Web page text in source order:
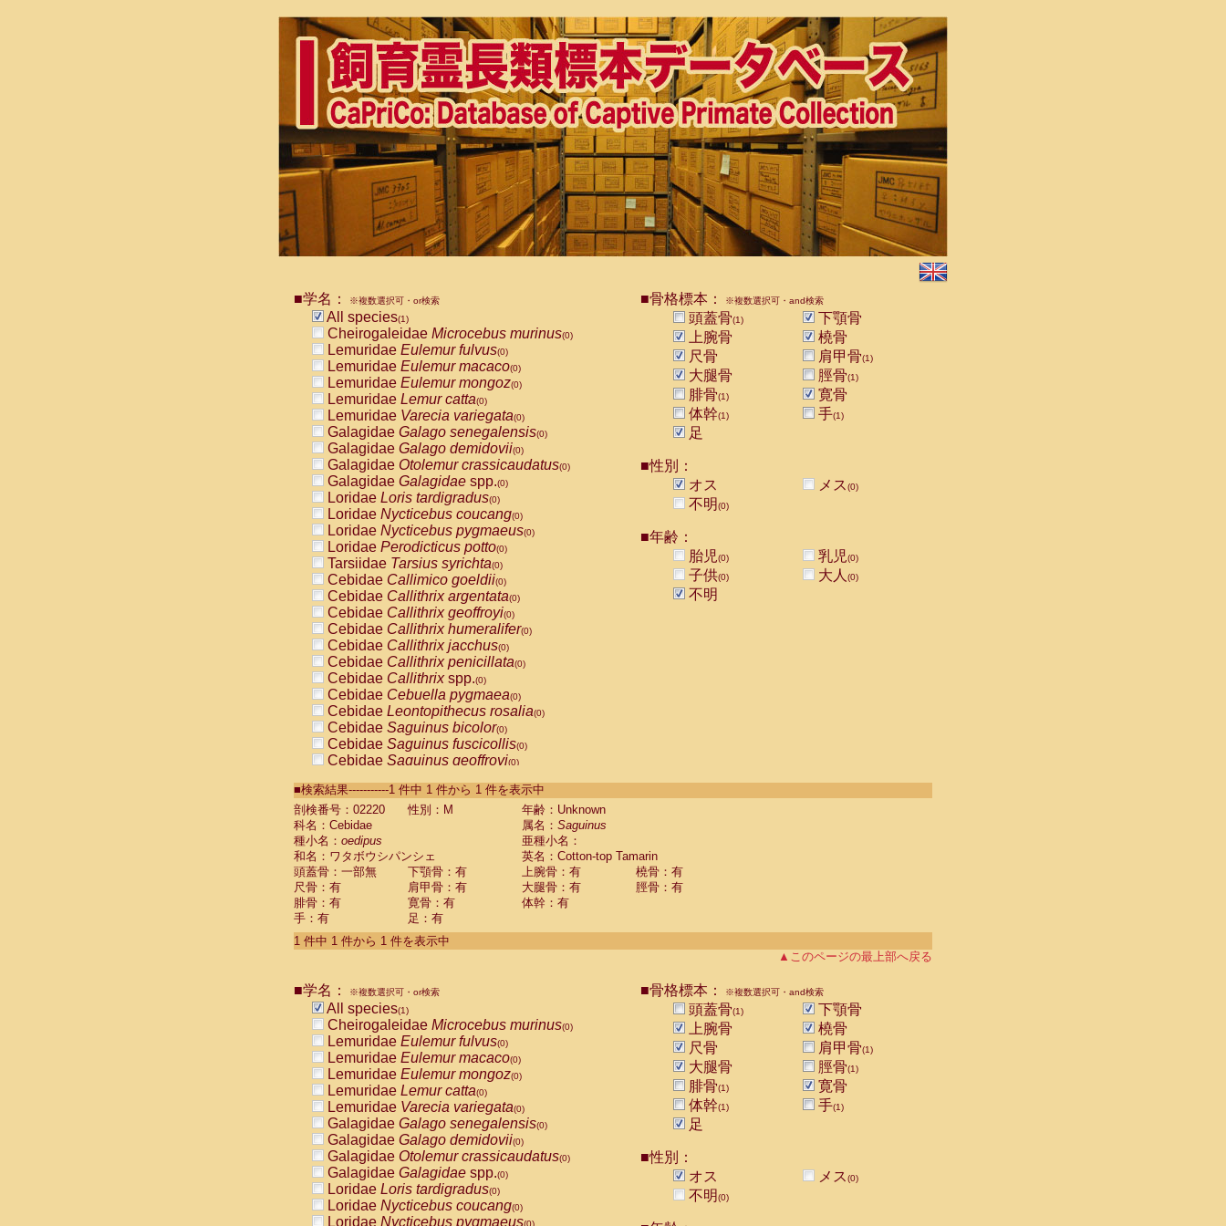
■学名： ※複数選択可・or検索
All species(1)
Cheirogaleidae Microcebus murinus(0)
Lemuridae Eulemur fulvus(0)
Lemuridae Eulemur macaco(0)
Lemuridae Eulemur mongoz(0)
Lemuridae Lemur catta(0)
Lemuridae Varecia variegata(0)
Galagidae Galago senegalensis(0)
Galagidae Galago demidovii(0)
Galagidae Otolemur crassicaudatus(0)
Galagidae Galagidae spp.(0)
Loridae Loris tardigradus(0)
Loridae Nycticebus coucang(0)
Loridae Nycticebus pygmaeus(0)
Loridae Perodicticus potto(0)
Tarsiidae Tarsius syrichta(0)
Cebidae Callimico goeldii(0)
Cebidae Callithrix argentata(0)
Cebidae Callithrix geoffroyi(0)
Cebidae Callithrix humeralifer(0)
Cebidae Callithrix jacchus(0)
Cebidae Callithrix penicillata(0)
Cebidae Callithrixspp.(0)
Cebidae Cebuella pygmaea(0)
Cebidae Leontopithecus rosalia(0)
Cebidae Saguinus bicolor(0)
Cebidae Saguinus fuscicollis(0)
Cebidae Saguinus geoffroyi(0)
CebidaeSaguinus labiatus(0)
Cebidae Saguinus leucopus (0)
Cebidae
Cebidae
CebidaeSaguinus nigricollis (0)
Cebidae Saguinus oedipus
Cebidae Saguinus weddelli
Cebidae Saguinusspp.
Cebidae Aotus trivirgatus
Cebidae Cebus albifrons
CebidaeCebus nigrivittatus
CebidaeCebus
CebidaeSaimiri boliviensis(0)
CebidaeSaimiri sciureus(0)
AtelidaeAlouatta caraya(0)
AtelidaeAlouatta fusca(0)
AtelidaeAlouatta seniculus
AtelidaeAlouattaspp.(0)
AtelidaeAteles belzebuth(0)
AtelidaeAteles geoffroyi(0)
AtelidaeAteles paniscus(0)
AtelidaeAtelesspp.(0)
Atelidae Lagothrix lagothricha
AtelidaeLagothrix lagothricha cana
PitheciidaeCacajao calvus rubicundus
■骨格標本： ※複数選択可・and検索
頭蓋骨(1)
下顎骨
上腕骨
橈骨
尺骨
肩甲骨(1)
大腿骨 脛骨(1)
腓骨(1)
寛骨
体幹(1) 手(1)
足
■性別：
オス
メス(0)
不明(0)
■年齢：
胎児(0) 乳児(0)
子供(0) 大人 (0)
不明
■検索結果-----------1 件中 1 件から 1 件を表示中
剖検番号：02220
性別：M
年齢：Unknown
科名：Cebidae
属名： Saguinus
種小名： oedipus
亜種小名：
和名：ワタボウシパンシェ
英名：Cotton-top Tamarin
頭蓋骨：一部無
下顎骨：有 上腕骨：有
橈骨：有
尺骨：有
肩甲骨：有 大腿骨：有
脛骨：有
腓骨：有
寛骨：有
体幹：有
手：有
足：有
1 件中 1 件から 1 件を表示中
▲このページの最上部へ戻る
■学名： ※複数選択可・or検索
All species(1)
Cheirogaleidae Microcebus murinus(0)
Lemuridae Eulemur fulvus(0)
Lemuridae Eulemur macaco(0)
Lemuridae Eulemur mongoz(0)
Lemuridae Lemur catta(0)
Lemuridae Varecia variegata(0)
Galagidae Galago senegalensis(0)
Galagidae Galago demidovii(0)
Galagidae Otolemur crassicaudatus(0)
Galagidae Galagidae spp.(0)
Loridae Loris tardigradus(0)
Loridae Nycticebus coucang(0)
Loridae Nycticebus pygmaeus(0)
■骨格標本： ※複数選択可・and検索
頭蓋骨(1)
下顎骨
上腕骨
橈骨
尺骨
肩甲骨(1)
大腿骨 脛骨(1)
腓骨(1)
寛骨
体幹(1) 手(1)
足
■性別：
オス
メス(0)
不明(0)